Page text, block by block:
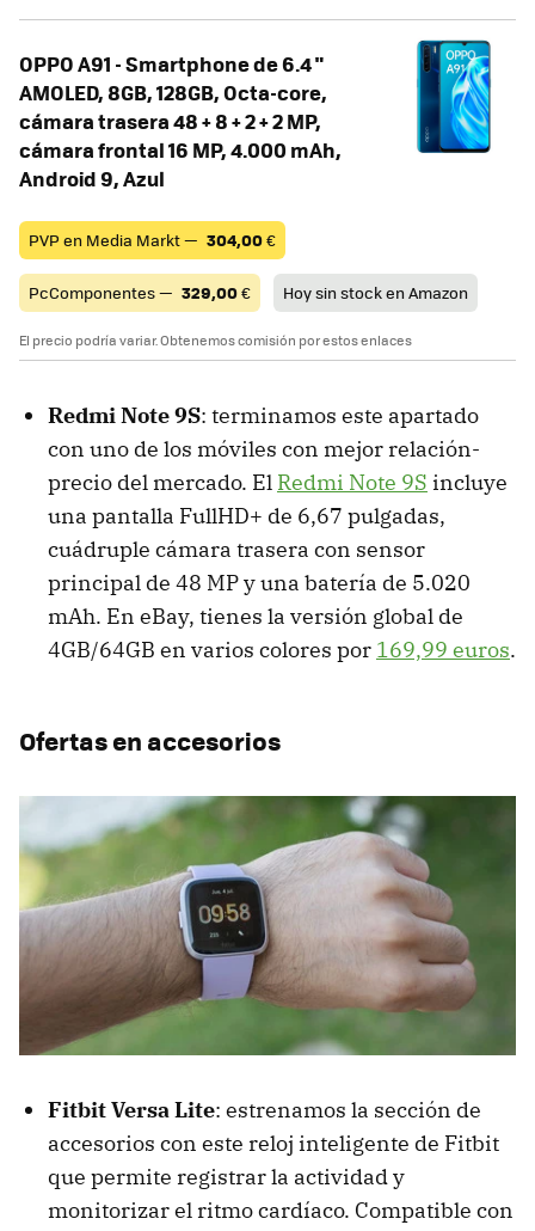
OPPO A91 - Smartphone de 6.4 "
AMOLED, 8GB, 128GB, Octa-core,
cámara trasera 48 + 8 + 2 + 2 MP,
cámara frontal 16 MP, 4.000 mAh,
Android 9, Azul
PVP en Media Markt — 304,00€
PcComponentes — 329,00€ Hoy sin stock en Amazon
El precio podría variar. Obtenemos comisión por estos enlaces
Redmi Note 9S: terminamos este apartado
con uno de los móviles con mejor relación-
precio del mercado. El Redmi Note 9S incluye
una pantalla FullHD+ de 6,67 pulgadas,
cuádruple cámara trasera con sensor
principal de 48 MP y una batería de 5.020
mAh. En eBay, tienes la versión global de
4GB/64GB en varios colores por 169,99 euros.
Ofertas en accesorios
Fitbit Versa Lite: estrenamos la sección de
accesorios con este reloj inteligente de Fitbit
que permite registrar la actividad y
monitorizar el ritmo cardíaco. Compatible con